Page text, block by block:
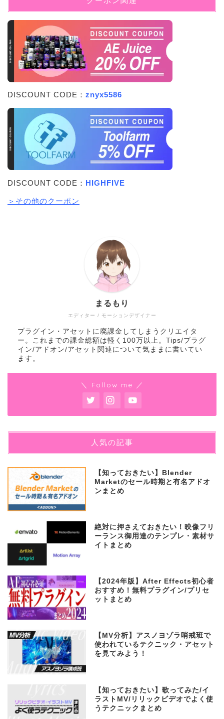
DISCOUNT CODE： znyx5586
DISCOUNT CODE： HIGHFIVE
＞その他のクーポン
エディター / モーションデザイナー
まるもり
プラグイン・アセットに廃課金してしまうクリエイタ
ー。これまでの課金総額は軽く100万以上。Tips/プラグ
イン/アドオン/アセット関連について気ままに書いてい
ます。
＼ Follow me ／
人気の記事
【知っておきたい】Blender
Marketのセール時期と有名アドオ
ンまとめ
絶対に押さえておきたい！映像フリ
ーランス御用達のテンプレ・素材サ
イトまとめ
【2024年版】After Effects初心者
おすすめ！無料プラグイン/プリセ
ットまとめ
【MV分析】アスノヨゾラ哨戒班で
使われているテクニック・アセット
を見てみよう！
【知っておきたい】歌ってみた/イ
ラストMV/リリックビデオでよく使
うテクニックまとめ